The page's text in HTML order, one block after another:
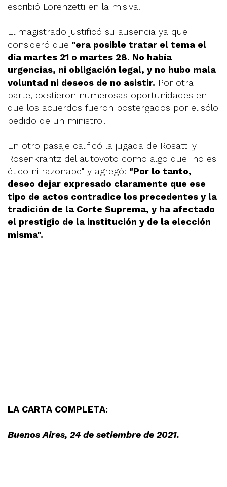
escribió Lorenzetti en la misiva.
El magistrado justificó su ausencia ya que
consideró que "era posible tratar el tema el
día martes 21 o martes 28. No había
urgencias, ni obligación legal, y no hubo mala
voluntad ni deseos de no asistir. Por otra
parte, existieron numerosas oportunidades en
que los acuerdos fueron postergados por el sólo
pedido de un ministro".
En otro pasaje calificó la jugada de Rosatti y
Rosenkrantz del autovoto como algo que "no es
ético ni razonabe" y agregó: "Por lo tanto,
deseo dejar expresado claramente que ese
tipo de actos contradice los precedentes y la
tradición de la Corte Suprema, y ha afectado
el prestigio de la institución y de la elección
misma".
LA CARTA COMPLETA:
Buenos Aires, 24 de setiembre de 2021.